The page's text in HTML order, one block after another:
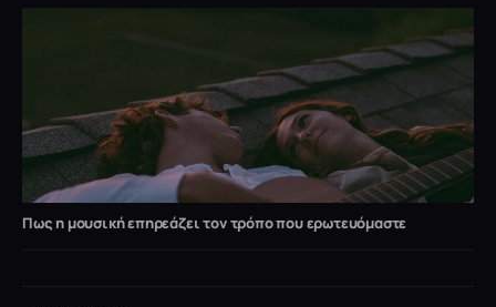
Πως η μουσική επηρεάζει τον τρόπο που ερωτευόμαστε